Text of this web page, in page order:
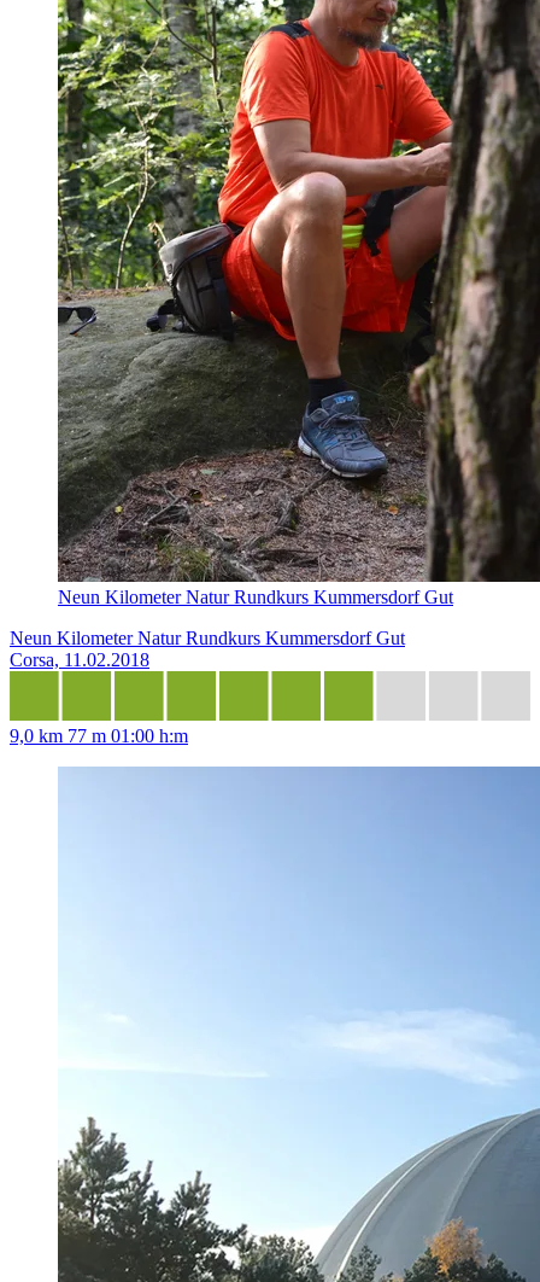
Neun Kilometer Natur Rundkurs Kummersdorf Gut
Neun Kilometer Natur Rundkurs Kummersdorf Gut
Corsa, 11.02.2018
9,0 km 77 m 01:00 h:m